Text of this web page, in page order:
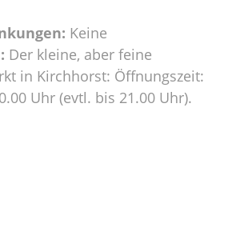
Keine
Der kleine, aber feine
in Kirchhorst: Öffnungszeit:
Uhr (evtl. bis 21.00 Uhr).